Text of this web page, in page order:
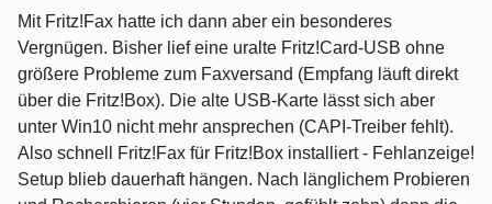
Mit Fritz!Fax hatte ich dann aber ein besonderes
Vergnügen. Bisher lief eine uralte Fritz!Card-USB ohne
größere Probleme zum Faxversand (Empfang läuft direkt
über die Fritz!Box). Die alte USB-Karte lässt sich aber
unter Win10 nicht mehr ansprechen (CAPI-Treiber fehlt).
Also schnell Fritz!Fax für Fritz!Box installiert - Fehlanzeige!
Setup blieb dauerhaft hängen. Nach länglichem Probieren